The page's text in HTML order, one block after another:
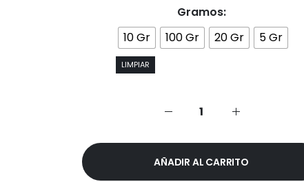
desde
$24,999.99
hasta
Gramos
10 Gr
100 Gr 20 Gr 5 Gr
LIMPIAR
AÑADIR AL CARRITO